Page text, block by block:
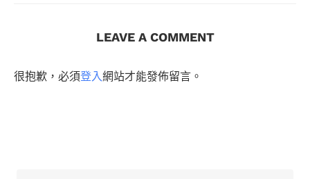
LEAVE A COMMENT
很抱歉，必須登入網站才能發佈留言。